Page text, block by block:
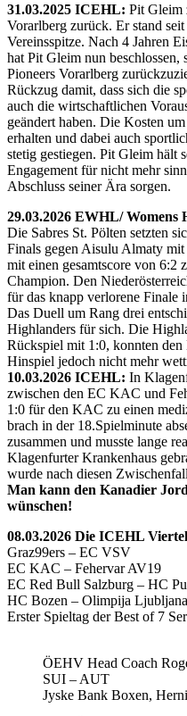
31.03.2025 ICEHL: Pit Gleim
Vorarlberg zurück. Er stand
Vereinsspitze. Nach 4 Jahren
hat Pit Gleim nun beschlossen,
Pioneers Vorarlberg
Rückzug damit, dass sich die
auch die wirtschaftlichen
geändert haben. Die Kosten
erhalten und dabei auch
stetig gestiegen. Pit Gleim hält
Engagement für nicht mehr
Abschluss seiner Ära sorgen.
29.03.2026 EWHL/ Womens
Die Sabres St. Pölten setzten
Finals gegen Aisulu Almaty
mit einen gesamtscore von
Champion. Den
für das knapp verlorene Finale
Das Duell um Rang drei
Highlanders für sich. Die
Rückspiel mit 1:0, konnten
Hinspiel jedoch nicht mehr
10.03.2026 ICEHL: In
zwischen den EC KAC und
1:0 für den KAC zu einen
brach in der 18.Spielminute
zusammen und musste lange
Klagenfurter Krankenhaus
wurde nach diesen
Man kann den Kanadier
wünschen!
08.03.2026 Die ICEHL
Graz99ers – EC VSV
EC KAC – Fehervar AV19
EC Red Bull Salzburg – HC
HC Bozen – Olimpija
Erster Spieltag der Best of 7
ÖEHV Head Coach
SUI – AUT
Jyske Bank Boxen,